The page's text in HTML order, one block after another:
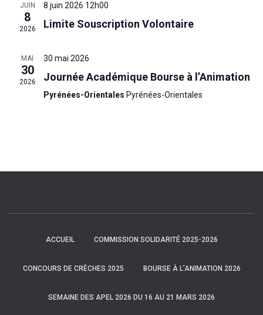
JUIN
8
2026
8 juin 2026 12h00
Limite Souscription Volontaire
MAI
30
2026
30 mai 2026
Journée Académique Bourse à l’Animation
Pyrénées-Orientales Pyrénées-Orientales
ACCUEIL COMMISSION SOLIDARITÉ 2025-2026
CONCOURS DE CRÈCHES 2025 BOURSE À L’ANIMATION 2026
SEMAINE DES APEL 2026 DU 16 AU 21 MARS 2026